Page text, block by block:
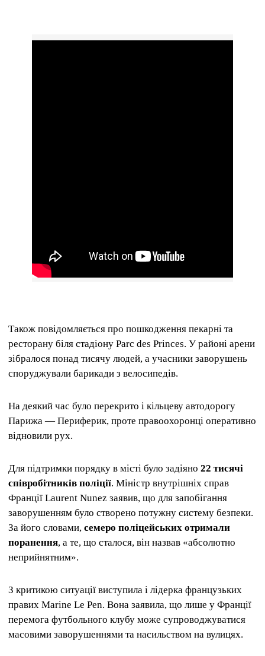
Також повідомляється про пошкодження пекарні та
ресторану біля стадіону Parc des Princes. У районі арени
зібралося понад тисячу людей, а учасники заворушень
споруджували барикади з велосипедів.
На деякий час було перекрито і кільцеву автодорогу
Парижа — Периферик, проте правоохоронці оперативно
відновили рух.
Для підтримки порядку в місті було задіяно 22 тисячі
співробітників поліції. Міністр внутрішніх справ
Франції Laurent Nunez заявив, що для запобігання
заворушенням було створено потужну систему безпеки.
За його словами, семеро поліцейських отримали
поранення, а те, що сталося, він назвав «абсолютно
неприйнятним».
З критикою ситуації виступила і лідерка французьких
правих Marine Le Pen. Вона заявила, що лише у Франції
перемога футбольного клубу може супроводжуватися
масовими заворушеннями та насильством на вулицях.